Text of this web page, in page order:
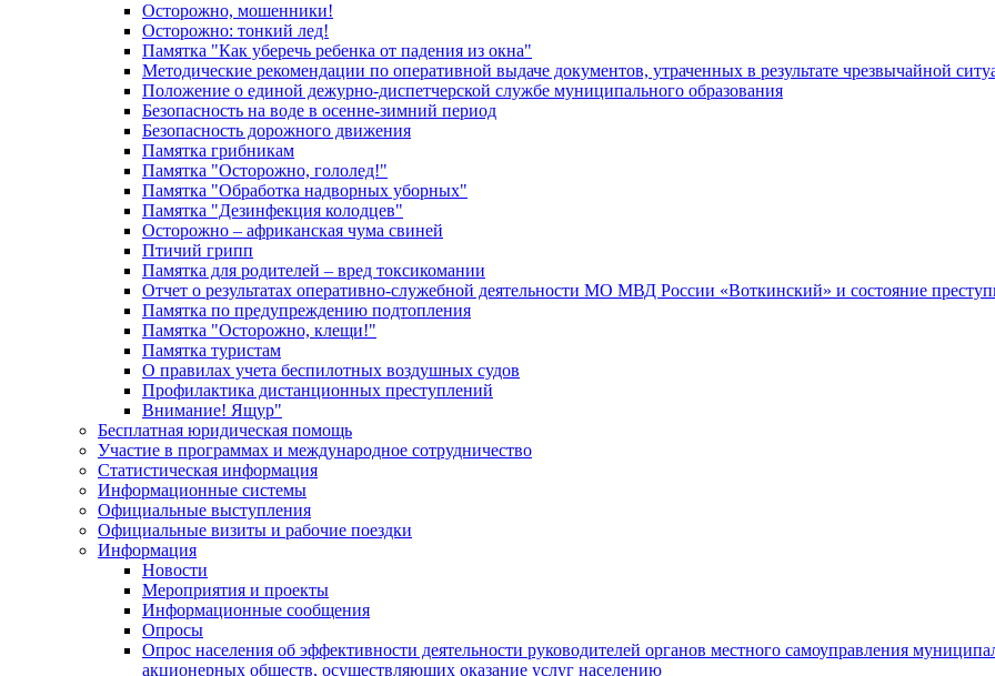
Осторожно, мошенники!
Осторожно: тонкий лед!
Памятка "Как уберечь ребенка от падения из окна"
Методические рекомендации по оперативной выдаче документов, утраченных в результате чрезвычайной
Положение о единой дежурно-диспетчерской службе муниципального образования
Безопасность на воде в осенне-зимний период
Безопасность дорожного движения
Памятка грибникам
Памятка "Осторожно, гололед!"
Памятка "Обработка надворных уборных"
Памятка "Дезинфекция колодцев"
Осторожно – африканская чума свиней
Птичий грипп
Памятка для родителей – вред токсикомании
Отчет о результатах оперативно-служебной деятельности МО МВД России «Воткинский» и состояние
Памятка по предупреждению подтопления
Памятка "Осторожно, клещи!"
Памятка туристам
О правилах учета беспилотных воздушных судов
Профилактика дистанционных преступлений
Внимание! Ящур"
Бесплатная юридическая помощь
Участие в программах и международное сотрудничество
Статистическая информация
Информационные системы
Официальные выступления
Официальные визиты и рабочие поездки
Информация
Новости
Мероприятия и проекты
Информационные сообщения
Опросы
Опрос населения об эффективности деятельности руководителей органов местного самоуправления
акционерных обществ, осуществляющих оказание услуг населению